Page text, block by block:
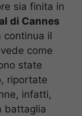
sia finita in
di Cannes
continua il
come
state
riportate
infatti,
battaglia